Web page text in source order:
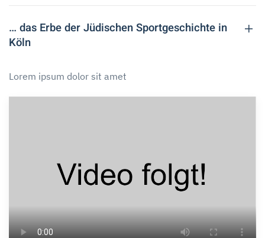
… das Erbe der Jüdischen Sportgeschichte in
Köln
Lorem ipsum dolor sit amet